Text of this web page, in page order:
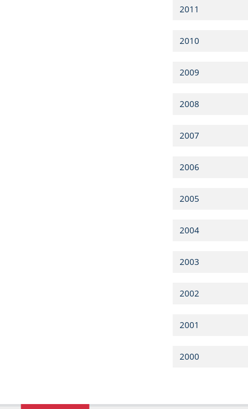
2011
2010
2009
2008
2007
2006
2005
2004
2003
2002
2001
2000